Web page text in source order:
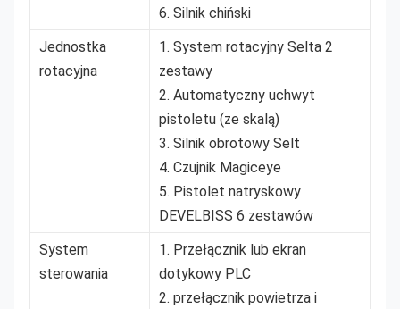
6. Silnik chiński
Jednostka
rotacyjna
1. System rotacyjny Selta 2
zestawy
2. Automatyczny uchwyt
pistoletu (ze skalą)
3. Silnik obrotowy Selt
4. Czujnik Magiceye
5. Pistolet natryskowy
DEVELBISS 6 zestawów
System
sterowania
1. Przełącznik lub ekran
dotykowy PLC
2. przełącznik powietrza i